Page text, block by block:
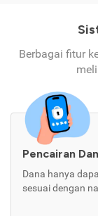
Berbagai fitur
Pencairan
Dana hanya
sesuai dengan